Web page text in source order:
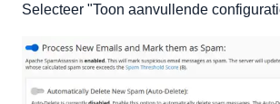
Selecteer "Toon aanvullende